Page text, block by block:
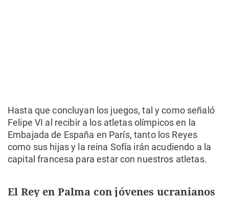
Hasta que concluyan los juegos, tal y como señaló
Felipe VI al recibir a los atletas olímpicos en la
Embajada de España en París, tanto los Reyes
como sus hijas y la reina Sofía irán acudiendo a la
capital francesa para estar con nuestros atletas.
El Rey en Palma con jóvenes ucranianos